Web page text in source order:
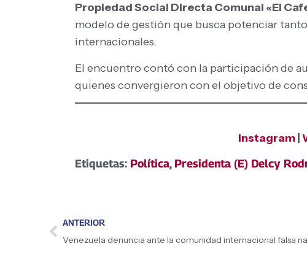
Propiedad Social Directa Comunal «El
modelo de gestión que busca potenciar
internacionales.
El encuentro contó con la participación de
quienes convergieron con el objetivo de
Instagram
Etiquetas: Política, Presidenta (E) Delcy
ANTERIOR